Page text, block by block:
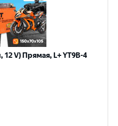
12 V) Прямая, L+ YT9B-4